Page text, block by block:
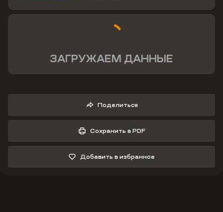
ЗАГРУЖАЕМ ДАННЫЕ
Поделиться
Сохранить в PDF
Добавить в избранное